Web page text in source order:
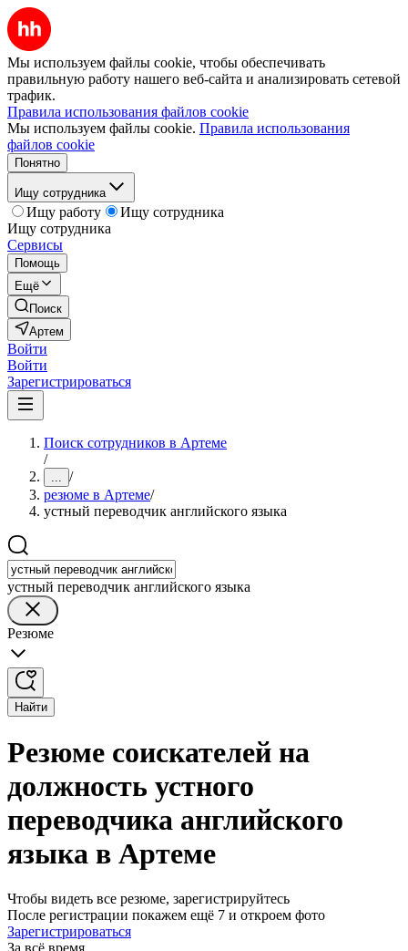
Мы используем файлы cookie, чтобы обеспечивать
правильную работу нашего веб-сайта и анализировать сетевой
трафик.
Правила использования файлов cookie
Мы используем файлы cookie. Правила использования
файлов cookie
Понятно
Ищу сотрудника
Ищу работу
Ищу сотрудника
Ищу сотрудника
Сервисы
Помощь
Ещё
Поиск
Артем
Войти
Войти
Зарегистрироваться
Поиск сотрудников в Артеме
/
... /
резюме в Артеме/
устный переводчик английского языка
устный переводчик английского языка
Резюме
Найти
Резюме соискателей на
должность устного
переводчика английского
языка в Артеме
Чтобы видеть все резюме, зарегистрируйтесь
После регистрации покажем ещё 7 и откроем фото
Зарегистрироваться
За всё время